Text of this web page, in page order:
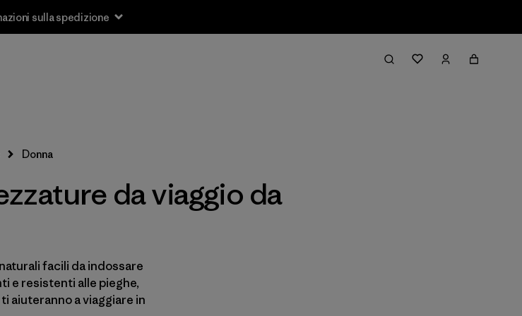
sulla spedizione
Filter & Sort
Donna
da viaggio da
facili da indossare
e resistenti alle pieghe,
aiuteranno a viaggiare in